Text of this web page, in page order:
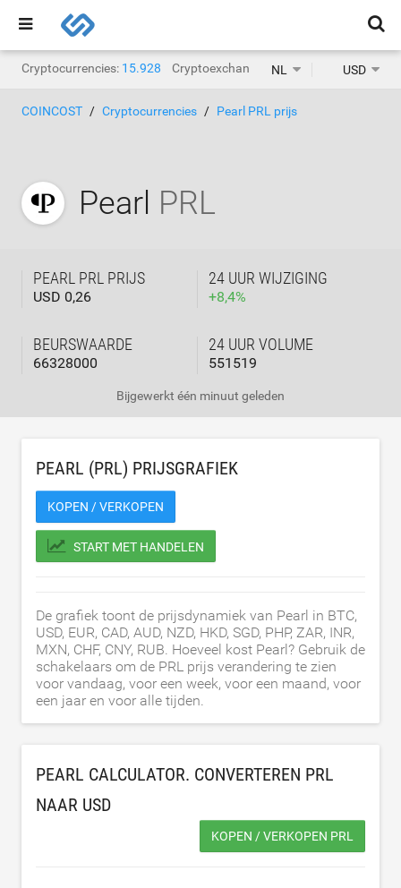
Cryptocurrencies: 15.928 Cryptoexchanges: 1.471
NL USD
COINCOST Cryptocurrencies Pearl PRL prijs
Pearl PRL
PEARL PRL PRIJS
USD 0,26
24 UUR WIJZIGING
+8,4%
BEURSWAARDE
66328000
24 UUR VOLUME
551519
Bijgewerkt één minuut geleden
PEARL (PRL) PRIJSGRAFIEK
KOPEN / VERKOPEN
START MET HANDELEN
De grafiek toont de prijsdynamiek van Pearl in BTC,
USD, EUR, CAD, AUD, NZD, HKD, SGD, PHP, ZAR, INR,
MXN, CHF, CNY, RUB. Hoeveel kost Pearl? Gebruik de
schakelaars om de PRL prijs verandering te zien
voor vandaag, voor een week, voor een maand, voor
een jaar en voor alle tijden.
PEARL CALCULATOR. CONVERTEREN PRL
NAAR USD
KOPEN / VERKOPEN PRL